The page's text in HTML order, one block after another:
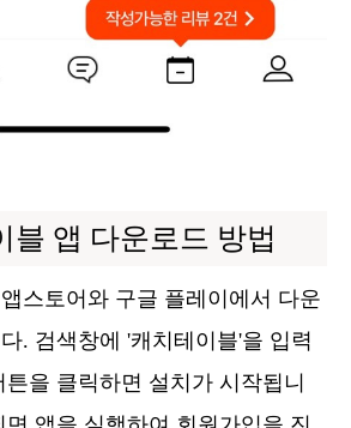
블 앱 다운로드 방법
스토어와 구글 플레이에서 다운
. 검색창에 '캐치테이블'을 입력
을 클릭하면 설치가 시작됩니